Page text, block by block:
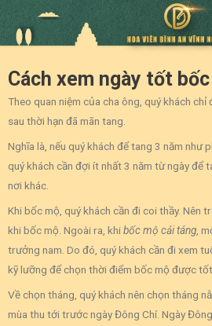
Cách xem ngày tốt
Theo quan niệm của cha ông, quý khách chỉ
sau thời hạn đã mãn tang.
Nghĩa là, nếu quý khách để tang 3 năm như
quý khách cần đợi ít nhất 3 năm từ ngày để
nơi khác.
Khi bốc mộ, quý khách cần đi coi thầy. Nên
khi bốc mộ. Ngoài ra, khibốc mộ cải táng ,
trưởng nam. Do đó, quý khách cần đi xem
kỹ lưỡng để chọn thời điểm bốc mộ được tốt
Về chọn tháng, quý khách nên chọn tháng
mùa thu tới trước ngày Đông Chí. Ngày